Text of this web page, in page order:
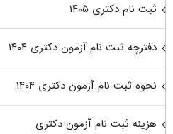
ثبت نام دکتری ۱۴۰۵
دفترچه ثبت نام آزمون دکتری ۱۴۰۴
نحوه ثبت نام آزمون دکتری ۱۴۰۴
هزینه ثبت نام آزمون دکتری